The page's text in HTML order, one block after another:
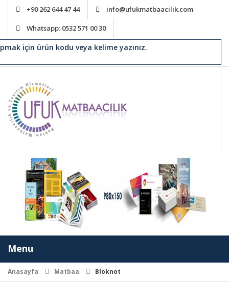
+90 262 644 47 44 info@ufukmatbaacilik.com
Whatsapp: 0532 571 00 30
Menu
Anasayfa Matbaa Bloknot